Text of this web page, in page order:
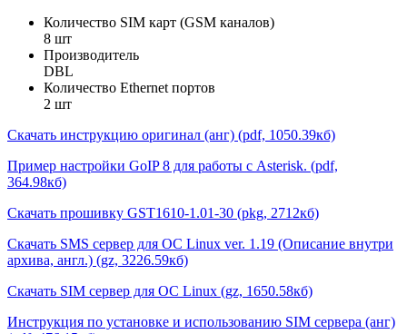
Количество SIM карт (GSM каналов)
8 шт
Производитель
DBL
Количество Ethernet портов
2 шт
Скачать инструкцию оригинал (анг) (pdf, 1050.39кб)
Пример настройки GoIP 8 для работы с Asterisk. (pdf,
364.98кб)
Скачать прошивку GST1610-1.01-30 (pkg, 2712кб)
Скачать SMS сервер для ОС Linux ver. 1.19 (Описание внутри
архива, англ.) (gz, 3226.59кб)
Скачать SIM сервер для ОС Linux (gz, 1650.58кб)
Инструкция по установке и использованию SIM сервера (анг)